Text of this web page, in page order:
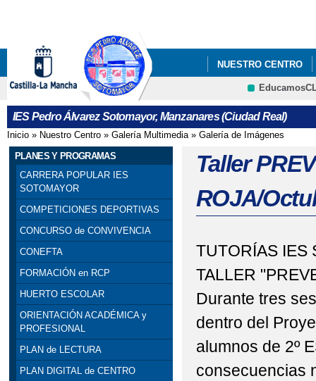
NUESTRO CENTRO
INFÓRMATE
IES Pedro Álvarez Sotomayor, Manzanares (Ciudad Real)
Se encuentra usted aquí
Inicio » Nuestro Centro » Galería Multimedia» Galería de Imágenes
PLANES Y PROGRAMAS
CARRERA POPULAR IES
SOTOMAYOR
COMPETICIONES DEPORTIVAS
CONCURSO de CONVIVENCIA
CONEFTA
FORMACIÓN en RCP
HUERTO ESCOLAR
ORIENTACIÓN ACADÉMICA y
PROFESIONAL
PLAN de LECTURA
PLAN DIGITAL de CENTRO
Taller
ROJA/
TUTORÍAS IES
TALLER
Durante tres
dentro del
alumnos de 2º
consecuencias